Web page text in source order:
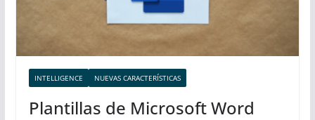
INTELLIGENCE NUEVAS CARACTERÍSTICAS
Plantillas de Microsoft Word